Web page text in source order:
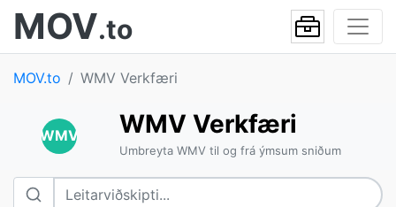
MOV.to
MOV.to WMV Verkfæri
WMV WMV Verkfæri
Umbreyta WMV til og frá ýmsum sniðum